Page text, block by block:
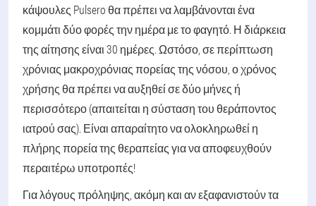
κάψουλες Pulsero θα πρέπει να λαμβάνονται ένα
κομμάτι δύο φορές την ημέρα με το φαγητό. Η διάρκεια
της αίτησης είναι 30 ημέρες. Ωστόσο, σε περίπτωση
χρόνιας μακροχρόνιας πορείας της νόσου, ο χρόνος
χρήσης θα πρέπει να αυξηθεί σε δύο μήνες ή
περισσότερο (απαιτείται η σύσταση του θεράποντος
ιατρού σας). Είναι απαραίτητο να ολοκληρωθεί η
πλήρης πορεία της θεραπείας για να αποφευχθούν
περαιτέρω υποτροπές!
Για λόγους πρόληψης, ακόμη και αν εξαφανιστούν τα